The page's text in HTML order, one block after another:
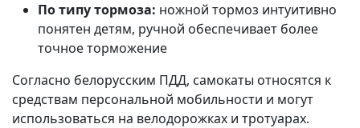
По типу тормоза: ножной тормоз интуитивно
понятен детям, ручной обеспечивает более
точное торможение
Согласно белорусским ПДД, самокаты относятся к
средствам персональной мобильности и могут
использоваться на велодорожках и тротуарах.